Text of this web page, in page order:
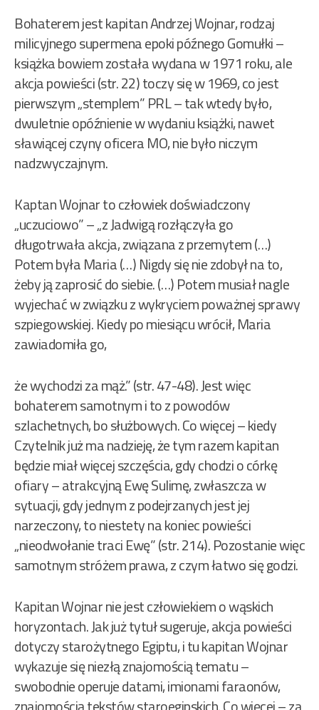
Bohaterem jest kapitan Andrzej Wojnar, rodzaj
milicyjnego supermena epoki późnego Gomułki –
książka bowiem została wydana w 1971 roku, ale
akcja powieści (str. 22) toczy się w 1969, co jest
pierwszym „stemplem” PRL – tak wtedy było,
dwuletnie opóźnienie w wydaniu książki, nawet
sławiącej czyny oficera MO, nie było niczym
nadzwyczajnym.
Kaptan Wojnar to człowiek doświadczony
„uczuciowo” – „z Jadwigą rozłączyła go
długotrwała akcja, związana z przemytem (…)
Potem była Maria (…) Nigdy się nie zdobył na to,
żeby ją zaprosić do siebie. (…) Potem musiał nagle
wyjechać w związku z wykryciem poważnej sprawy
szpiegowskiej. Kiedy po miesiącu wrócił, Maria
zawiadomiła go,
że wychodzi za mąż.” (str. 47-48). Jest więc
bohaterem samotnym i to z powodów
szlachetnych, bo służbowych. Co więcej – kiedy
Czytelnik już ma nadzieję, że tym razem kapitan
będzie miał więcej szczęścia, gdy chodzi o córkę
ofiary – atrakcyjną Ewę Sulimę, zwłaszcza w
sytuacji, gdy jednym z podejrzanych jest jej
narzeczony, to niestety na koniec powieści
„nieodwołanie traci Ewę” (str. 214). Pozostanie więc
samotnym stróżem prawa, z czym łatwo się godzi.
Kapitan Wojnar nie jest człowiekiem o wąskich
horyzontach. Jak już tytuł sugeruje, akcja powieści
dotyczy starożytnego Egiptu, i tu kapitan Wojnar
wykazuje się niezłą znajomością tematu –
swobodnie operuje datami, imionami faraonów,